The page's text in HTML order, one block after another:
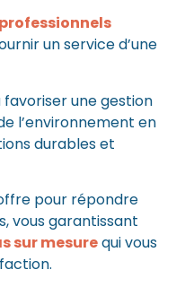
professionnels
un service d’une
une gestion
l’environnement en
durables et
pour répondre
vous garantissant
sur mesurequi vous